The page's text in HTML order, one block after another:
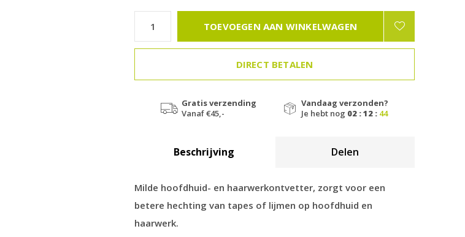
TOEVOEGEN AAN WINKELWAGEN
DIRECT BETALEN
Gratis verzending
Vanaf €45,-
Vandaag verzonden?
Je hebt nog 02 : 12 : 43
Beschrijving Delen
Milde hoofdhuid- en haarwerkontvetter, zorgt voor een
betere hechting van tapes of lijmen op hoofdhuid en
haarwerk.